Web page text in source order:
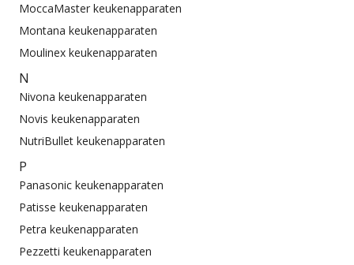
MoccaMaster keukenapparaten
Montana keukenapparaten
Moulinex keukenapparaten
N
Nivona keukenapparaten
Novis keukenapparaten
NutriBullet keukenapparaten
P
Panasonic keukenapparaten
Patisse keukenapparaten
Petra keukenapparaten
Pezzetti keukenapparaten